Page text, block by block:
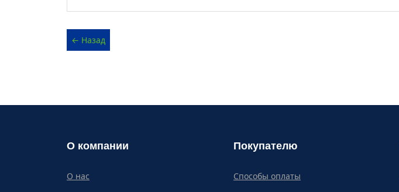
О компании
О нас
Покупателю
Способы оплаты